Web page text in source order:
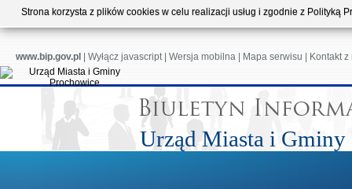
Strona korzysta z plików cookies w celu realizacji usług i zgodnie z
www.bip.gov.pl Wyłącz javascript| Wersja mobilna Mapa serwisu Kontakt
Urząd Miasta i Gminy